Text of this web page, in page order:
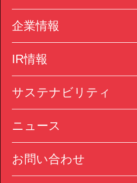
企業情報
IR情報
サステナビリティ
ニュース
お問い合わせ